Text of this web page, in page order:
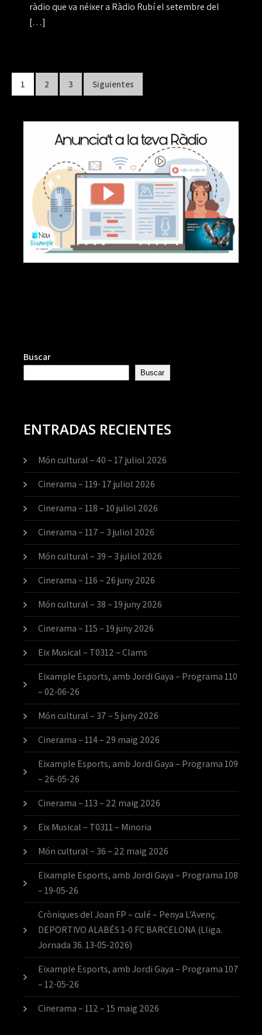
ràdio que va néixer a Ràdio Rubí el setembre del
[…]
Paginación
de
entradas
1 2 3 Siguientes
Buscar
Buscar
ENTRADAS RECIENTES
Món cultural – 40 – 17 juliol 2026
Cinerama – 119- 17 juliol 2026
Cinerama – 118 – 10 juliol 2026
Cinerama – 117 – 3 juliol 2026
Món cultural – 39 – 3 juliol 2026
Cinerama – 116 – 26 juny 2026
Món cultural – 38 – 19 juny 2026
Cinerama – 115 – 19 juny 2026
Eix Musical – T0312 – Clams
Eixample Esports, amb Jordi Gaya – Programa 110
– 02-06-26
Món cultural – 37 – 5 juny 2026
Cinerama – 114 – 29 maig 2026
Eixample Esports, amb Jordi Gaya – Programa 109
– 26-05-26
Cinerama – 113 – 22 maig 2026
Eix Musical – T0311 – Minoria
Món cultural – 36 – 22 maig 2026
Eixample Esports, amb Jordi Gaya – Programa 108
– 19-05-26
Cròniques del Joan FP – culé – Penya L’Avenç.
DEPORTIVO ALABÉS 1-0 FC BARCELONA (Lliga.
Jornada 36. 13-05-2026)
Eixample Esports, amb Jordi Gaya – Programa 107
– 12-05-26
Cinerama – 112 – 15 maig 2026